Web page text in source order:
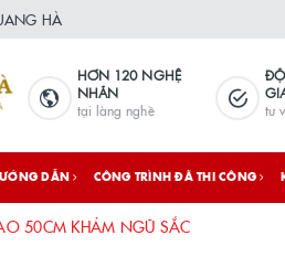
HÀ
HƠN 120 NGHỆ
NHÂN
tại làng nghề tư
DẪN CÔNG TRÌNH ĐÃ THI CÔNG
50CM KHẢM NGŨ SẮC